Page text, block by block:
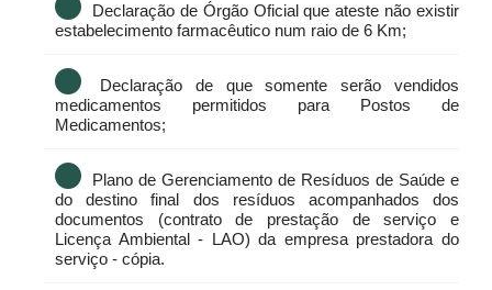
Declaração de Órgão Oficial que ateste não existir
estabelecimento farmacêutico num raio de 6 Km;
Declaração de que somente serão vendidos
medicamentos permitidos para Postos de
Medicamentos;
Plano de Gerenciamento de Resíduos de Saúde e
do destino final dos resíduos acompanhados dos
documentos (contrato de prestação de serviço e
Licença Ambiental - LAO) da empresa prestadora do
serviço - cópia.